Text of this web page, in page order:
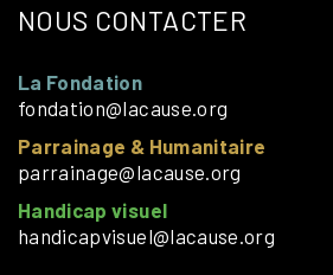
NOUS CONTACTER
La Fondation
fondation@lacause.org
Parrainage & Humanitaire
parrainage@lacause.org
Handicap visuel
handicapvisuel@lacause.org